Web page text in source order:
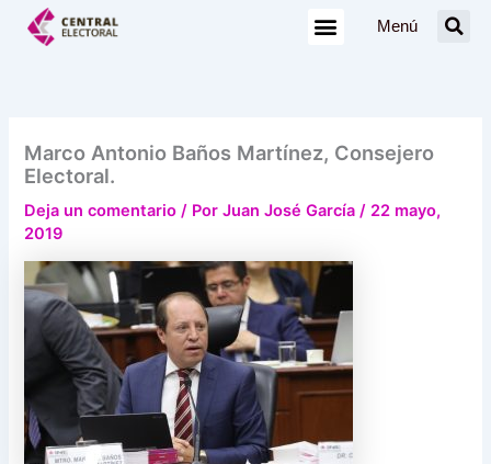
Menú
Marco Antonio Baños Martínez, Consejero
Electoral.
Deja un comentario / PorJuan José García/ 22 mayo,
2019